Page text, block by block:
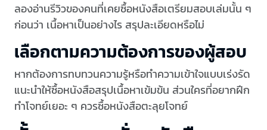
ลองอ่านรีวิวของคนที่เคยซื้อหนังสือเตรียมสอบเล่มนั้น ๆ
ก่อนว่า เนื้อหาเป็นอย่างไร สรุปละเอียดหรือไม่
เลือกตามความต้องการของผู้สอบ
หากต้องการทบทวนความรู้หรือทำความเข้าใจแบบเร่งรัด
แนะนำให้ซื้อหนังสือสรุปเนื้อหาเข้มข้น ส่วนใครที่อยากฝึก
ทำโจทย์เยอะ ๆ ควรซื้อหนังสือตะลุยโจทย์